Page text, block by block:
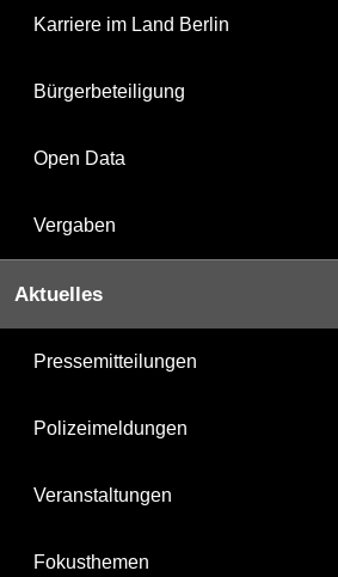
Karriere im Land Berlin
Bürgerbeteiligung
Open Data
Vergaben
Aktuelles
Pressemitteilungen
Polizeimeldungen
Veranstaltungen
Fokusthemen